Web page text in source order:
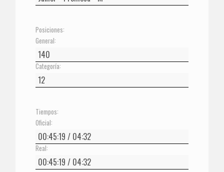
Posiciones:
General:
Categoría:
Tiempos:
Oficial:
Real: